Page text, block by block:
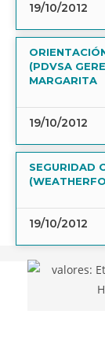
19/10/2012
(PDVSA
MARGARITA
19/10/2012
SEGURIDAD
19/10/2012